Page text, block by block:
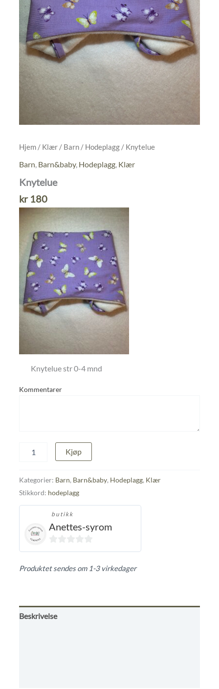
Hjem / Klær / Barn / Hodeplagg / Knytelue
Barn, Barn&baby, Hodeplagg, Klær
Knytelue
kr180
Knytelue str 0-4 mnd
Kommentarer
antall
Kjøp
Kategorier: Barn, Barn&baby, Hodeplagg, Klær
Stikkord: hodeplagg
butikk
Anettes-syrom
0
Produktet sendes om 1-3 virkedager
Beskrivelse